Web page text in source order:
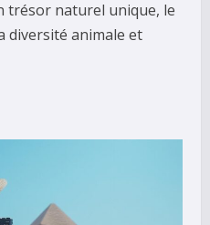
trésor naturel unique, le
diversité animale et